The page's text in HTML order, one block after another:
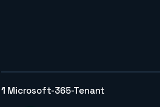
1 Microsoft-365-Tenant